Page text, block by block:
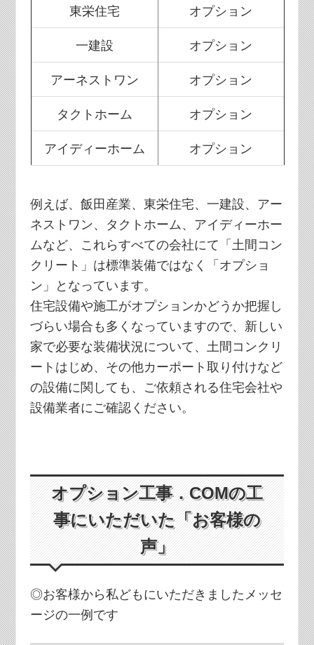
東栄住宅 オプション
一建設 オプション
アーネストワン オプション
タクトホーム オプション
アイディーホーム オプション
例えば、飯田産業、東栄住宅、一建設、アー
ネストワン、タクトホーム、アイディーホー
ムなど、これらすべての会社にて「土間コン
クリート」は標準装備ではなく「オプショ
ン」となっています。
住宅設備や施工がオプションかどうか把握し
づらい場合も多くなっていますので、新しい
家で必要な装備状況について、土間コンクリ
ートはじめ、その他カーポート取り付けなど
の設備に関しても、ご依頼される住宅会社や
設備業者にご確認ください。
オプション工事．COMの工
事にいただいた「お客様の
声」
◎お客様から私どもにいただきましたメッセ
ージの一例です